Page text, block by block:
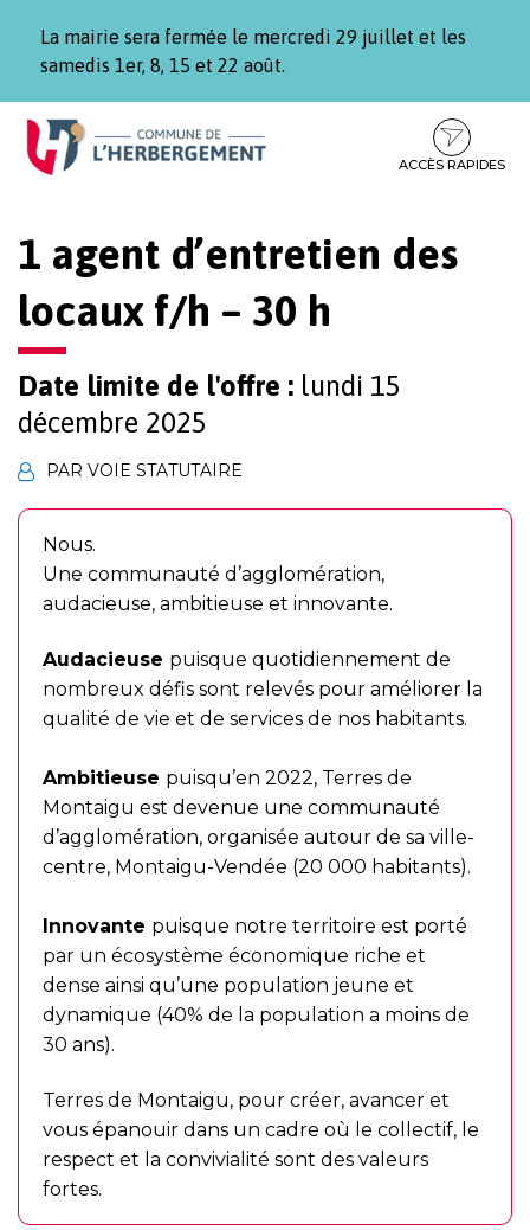
La mairie sera fermée le mercredi 29 juillet et les
samedis 1er, 8, 15 et 22 août.
Aller
Aller
contenu
Aller
pied
ACCÈS RAPIDES
1 agent d’entretien des
locaux f/h – 30 h
Date limite de l'offre : lundi 15
décembre 2025
PAR VOIE STATUTAIRE
Nous.
Une communauté d’agglomération,
audacieuse, ambitieuse et innovante.
Audacieuse puisque quotidiennement de
nombreux défis sont relevés pour améliorer la
qualité de vie et de services de nos habitants.
Ambitieuse puisqu’en 2022, Terres de
Montaigu est devenue une communauté
d’agglomération, organisée autour de sa ville-
centre, Montaigu-Vendée (20 000 habitants).
Innovante puisque notre territoire est porté
par un écosystème économique riche et
dense ainsi qu’une population jeune et
dynamique (40% de la population a moins de
30 ans).
Terres de Montaigu, pour créer, avancer et
vous épanouir dans un cadre où le collectif, le
respect et la convivialité sont des valeurs
fortes.